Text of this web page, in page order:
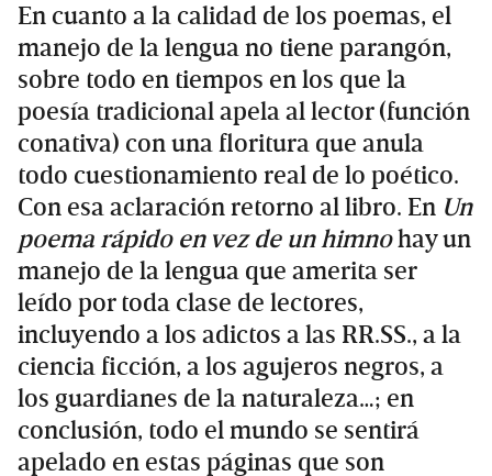
En cuanto a la calidad de los poemas, el
manejo de la lengua no tiene parangón,
sobre todo en tiempos en los que la
poesía tradicional apela al lector (función
conativa) con una floritura que anula
todo cuestionamiento real de lo poético.
Con esa aclaración retorno al libro. En Un
poema rápido en vez de un himnohay un
manejo de la lengua que amerita ser
leído por toda clase de lectores,
incluyendo a los adictos a las RR.SS., a la
ciencia ficción, a los agujeros negros, a
los guardianes de la naturaleza…; en
conclusión, todo el mundo se sentirá
apelado en estas páginas que son